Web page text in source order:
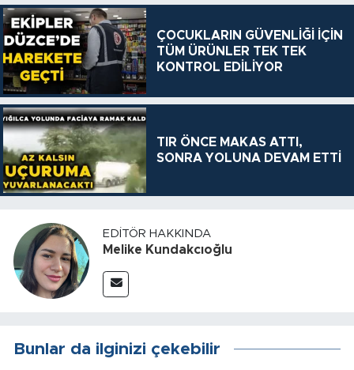
ÇOCUKLARIN GÜVENLİĞİ İÇİN
TÜM ÜRÜNLER TEK TEK
KONTROL EDİLİYOR
TIR ÖNCE MAKAS ATTI,
SONRA YOLUNA DEVAM ETTİ
EDITÖR HAKKINDA
Melike Kundakcıoğlu
Bunlar da ilginizi çekebilir